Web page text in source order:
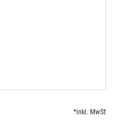
*inkl. MwSt